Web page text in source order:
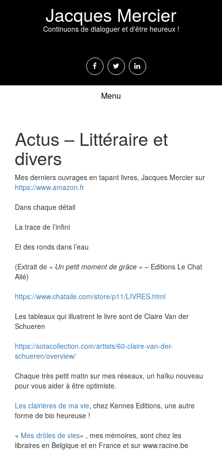
Jacques Mercier
Continuons de dialoguer et d'être heureux !
Menu
Actus – Littéraire et
divers
Mes derniers ouvrages en tapant livres, Jacques Mercier sur
https://www.amazon.fr
Dans chaque détail
La trace de l’infini
Et des ronds dans l’eau
(Extrait de « Un petit moment de grâce » – Editions Le Chat
Ailé)
https://www.chataile.com/store/p11/LIVRES.html
Les tableaux qui illustrent le livre sont de Claire Van der
Schueren
https://sotacollection.com/artists/60-claire-van-der-
schueren/overview/
Chaque très petit matin sur mes réseaux, un haïku nouveau
pour vous aider à être optimiste.
Les clairières de ma vie, chez Kennes Editions, une autre
forme de bio heureuse !
« Mes drôles de vies« , mes mémoires, sont chez les
libraires en Belgique et en France et sur www.racine.be